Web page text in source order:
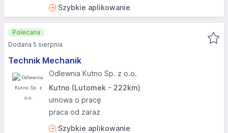
Szybkie aplikowanie
Technik Mechanik
Odlewnia Kutno Sp. z o.o.
Kutno (Lutomek - 222km)
umowa o pracę
praca od zaraz
Szybkie aplikowanie
Polecana
Dodana 5 sierpnia